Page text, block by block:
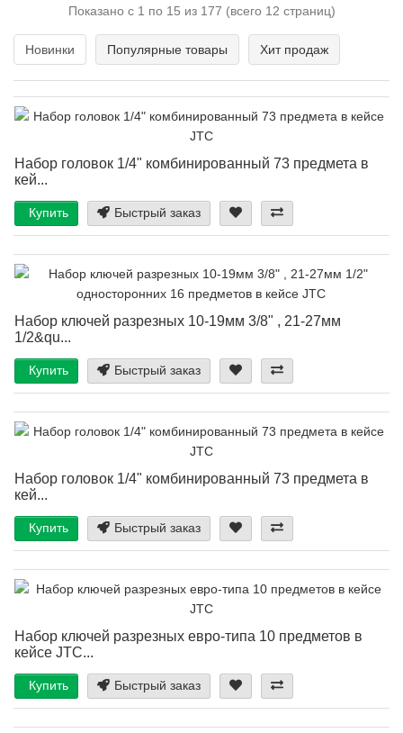
Показано с 1 по 15 из 177 (всего 12 страниц)
Новинки Популярные товары Хит продаж
Набор головок 1/4" комбинированный 73 предмета в
кей...
Купить Быстрый заказ
Набор ключей разрезных 10-19мм 3/8" , 21-27мм
1/2&qu...
Купить Быстрый заказ
Набор головок 1/4" комбинированный 73 предмета в
кей...
Купить Быстрый заказ
Набор ключей разрезных евро-типа 10 предметов в
кейсе JTC...
Купить Быстрый заказ